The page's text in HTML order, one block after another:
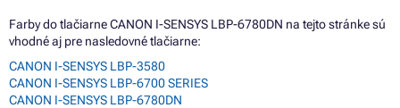
Farby do tlačiarne CANON I-SENSYS LBP-6780DN na tejto stránke sú
vhodné aj pre nasledovné tlačiarne:
CANON I-SENSYS LBP-3580
CANON I-SENSYS LBP-6700 SERIES
CANON I-SENSYS LBP-6780DN